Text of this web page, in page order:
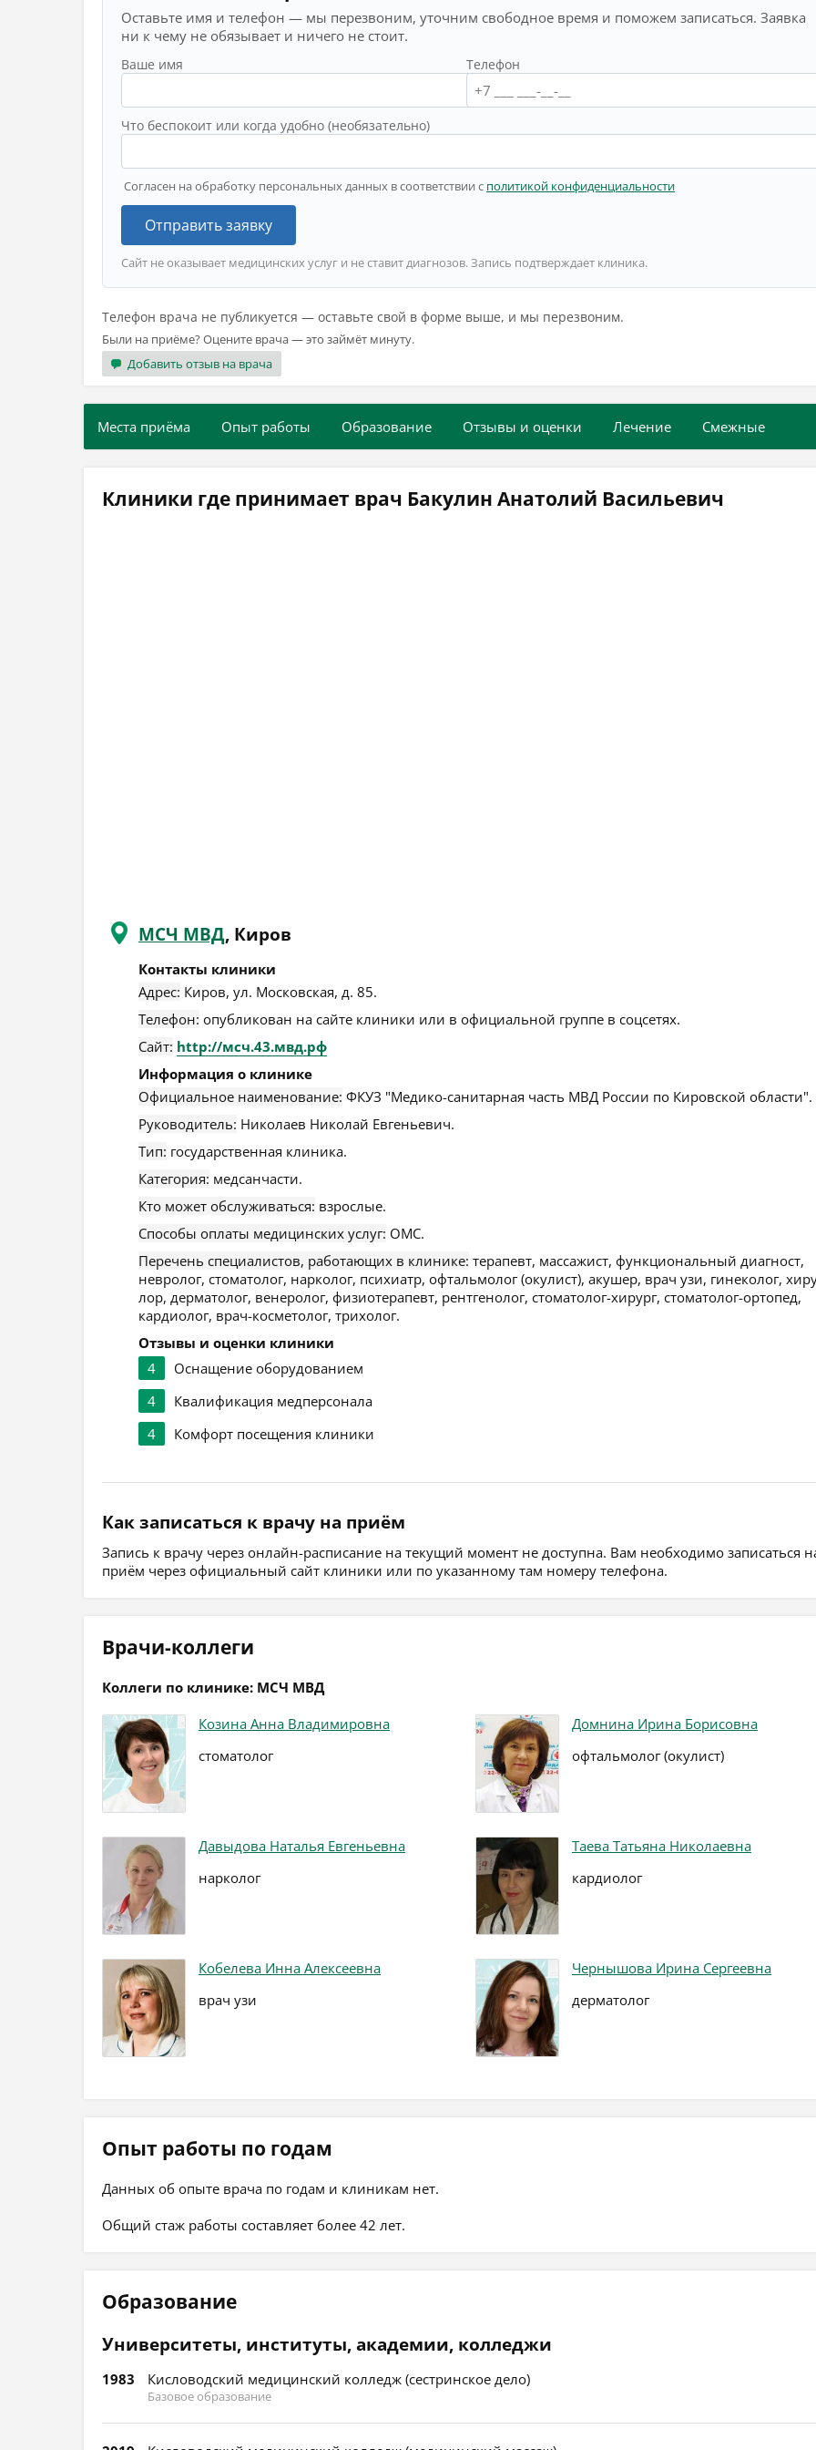
Оставьте имя и телефон — мы перезвоним, уточним свободное время и поможем записаться. Заявка
ни к чему не обязывает и ничего не стоит.
Ваше имя Телефон
Что беспокоит или когда удобно (необязательно)
Согласен на обработку персональных данных в соответствии с политикой конфиденциальности
Отправить заявку
Сайт не оказывает медицинских услуг и не ставит диагнозов. Запись подтверждает клиника.
Телефон врача не публикуется — оставьте свой в форме выше, и мы перезвоним.
Были на приёме? Оцените врача — это займёт минуту.
Добавить отзыв на врача
Места приёма Опыт работы Образование Отзывы и оценки Лечение Смежные
Клиники где принимает врач Бакулин Анатолий Васильевич
МСЧ МВД, Киров
Контакты клиники
Адрес: Киров, ул. Московская, д. 85.
Телефон: опубликован на сайте клиники или в официальной группе в соцсетях.
Сайт: http://мсч.43.мвд.рф
Информация о клинике
Официальное наименование: ФКУЗ "Медико-санитарная часть МВД России по Кировской области".
Руководитель: Николаев Николай Евгеньевич.
Тип: государственная клиника.
Категория: медсанчасти.
Кто может обслуживаться: взрослые.
Способы оплаты медицинских услуг: ОМС.
Перечень специалистов, работающих в клинике: терапевт, массажист, функциональный диагност,
невролог, стоматолог, нарколог, психиатр, офтальмолог (окулист), акушер, врач узи, гинеколог,
лор, дерматолог, венеролог, физиотерапевт, рентгенолог, стоматолог-хирург, стоматолог-ортопед,
кардиолог, врач-косметолог, трихолог.
Отзывы и оценки клиники
4
Оснащение оборудованием
4
Квалификация медперсонала
4
Комфорт посещения клиники
Как записаться к врачу на приём
Запись к врачу через онлайн-расписание на текущий момент не доступна. Вам необходимо записаться
приём через официальный сайт клиники или по указанному там номеру телефона.
Врачи-коллеги
Коллеги по клинике: МСЧ МВД
Козина Анна Владимировна
стоматолог
Домнина Ирина Борисовна
офтальмолог (окулист)
Давыдова Наталья Евгеньевна
нарколог
Таева Татьяна Николаевна
кардиолог
Кобелева Инна Алексеевна
врач узи
Чернышова Ирина Сергеевна
дерматолог
Опыт работы по годам
Данных об опыте врача по годам и клиникам нет.
Общий стаж работы составляет более 42 лет.
Образование
Университеты, институты, академии, колледжи
1983 Кисловодский медицинский колледж (сестринское дело)
Базовое образование